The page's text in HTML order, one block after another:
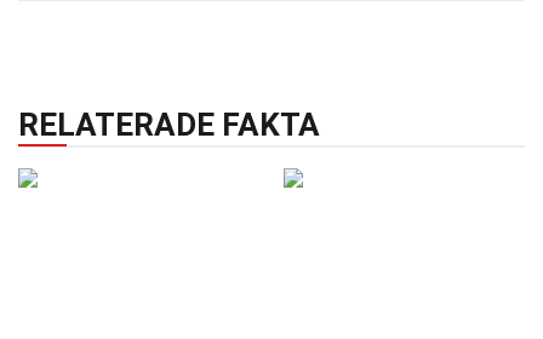
RELATERADE FAKTA